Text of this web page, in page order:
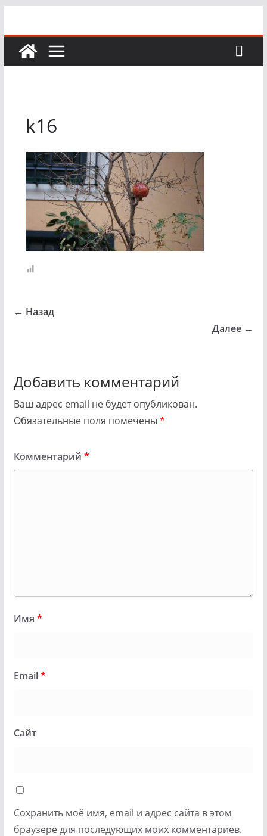
содержимому
k16
← Назад
Далее →
Добавить комментарий
Ваш адрес email не будет опубликован.
Обязательные поля помечены *
Комментарий *
Имя *
Email*
Сайт
Сохранить моё имя, email и адрес сайта в этом
браузере для последующих моих комментариев.